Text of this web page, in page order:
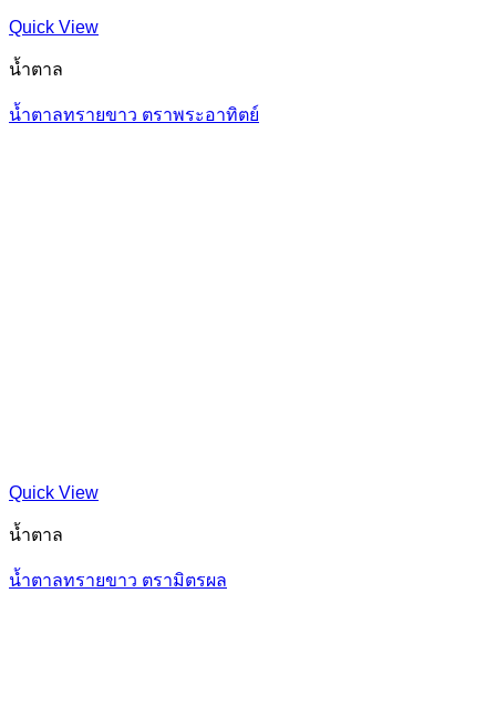
Quick View
น้ำตาล
น้ำตาลทรายขาว ตราพระอาทิตย์
Quick View
น้ำตาล
น้ำตาลทรายขาว ตรามิตรผล